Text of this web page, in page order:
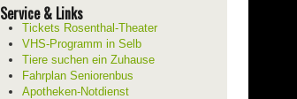
Service & Links
Tickets Rosenthal-Theater
VHS-Programm in Selb
Tiere suchen ein Zuhause
Fahrplan Seniorenbus
Apotheken-Notdienst